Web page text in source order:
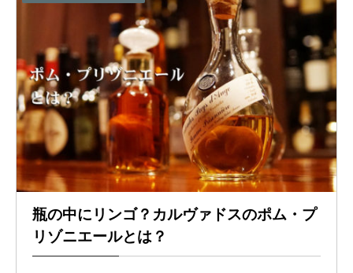
瓶の中にリンゴ？カルヴァドスのポム・プ
リゾニエールとは？